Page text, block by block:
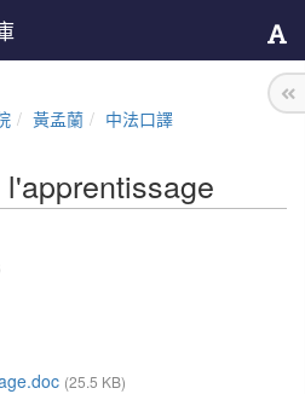
黃孟蘭 中法口譯
(25.5 KB)